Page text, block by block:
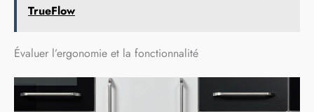
TrueFlow
Évaluer l’ergonomie et la fonctionnalité